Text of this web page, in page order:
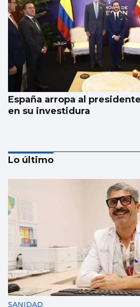
España arropa al
en su investidura
Al menos seis muertos y
heridos en un tiroteo en un
centro de Tailandia
Lo último
SANIDAD